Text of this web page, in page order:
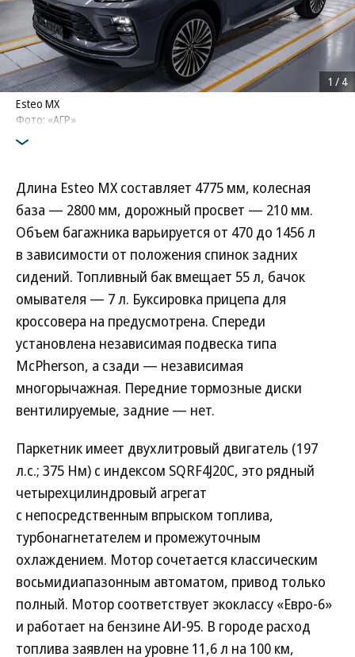
Esteo MX
Фото: «АГР»
1 / 4
Длина Esteo MX составляет 4775 мм, колесная
база — 2800 мм, дорожный просвет — 210 мм.
Объем багажника варьируется от 470 до 1456 л
в зависимости от положения спинок задних
сидений. Топливный бак вмещает 55 л, бачок
омывателя — 7 л. Буксировка прицепа для
кроссовера на предусмотрена. Спереди
установлена независимая подвеска типа
McPherson, а сзади — независимая
многорычажная. Передние тормозные диски
вентилируемые, задние — нет.
Паркетник имеет двухлитровый двигатель (197
л.с.; 375 Нм) с индексом SQRF4J20C, это рядный
четырехцилиндровый агрегат
с непосредственным впрыском топлива,
турбонагнетателем и промежуточным
охлаждением. Мотор сочетается классическим
восьмидиапазонным автоматом, привод только
полный. Мотор соответствует экоклассу «Евро-6»
и работает на бензине АИ-95. В городе расход
топлива заявлен на уровне 11,6 л на 100 км,